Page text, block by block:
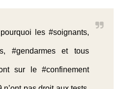
les #soignants,
, #gendarmeset tous
sur le #confinement